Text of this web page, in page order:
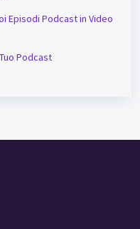
Episodi Podcast in Video
Podcast